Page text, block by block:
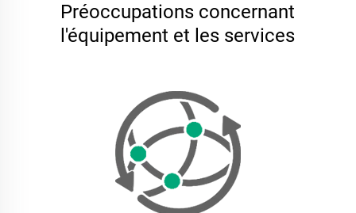
Préoccupations concernant
l'équipement et les services